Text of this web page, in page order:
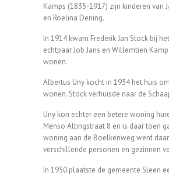
Kamps (1835-1917) zijn kinderen van
en Roelina Dening.
In 1914 kwam Frederik Jan Stock bij
echtpaar Job Jans en Willemtien
wonen.
Albertus Uny kocht in 1934 het huis
wonen. Stock verhuisde naar de
Uny kon echter een betere woning
Menso Altingstraat 8 en is daar toen
woning aan de Boelkenweg werd
verschillende personen en gezinnen
In 1950 plaatste de gemeente Sleen